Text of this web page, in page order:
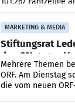
Ergebnis
verdoppelte (+102
MARKETING & MEDIA
Stiftungsrat
den SN gegen
Mehrere Themen
ORF. Am Dienstag
die vom neuen